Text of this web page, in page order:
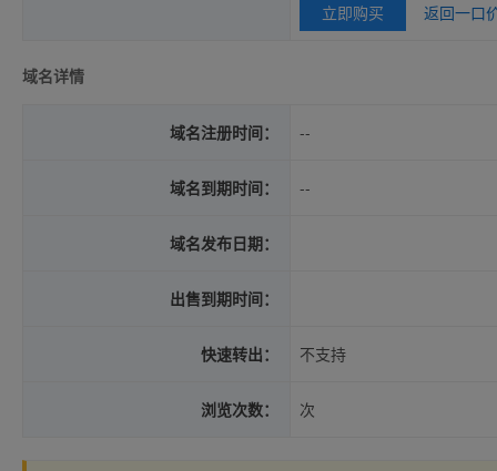
立即购买 返回一口
域名详情
域名注册时间： --
域名到期时间： --
域名发布日期：
出售到期时间：
快速转出： 不支持
浏览次数： 次